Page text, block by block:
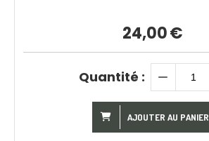
24,00€
Quantité :
AJOUTER AU PANIER